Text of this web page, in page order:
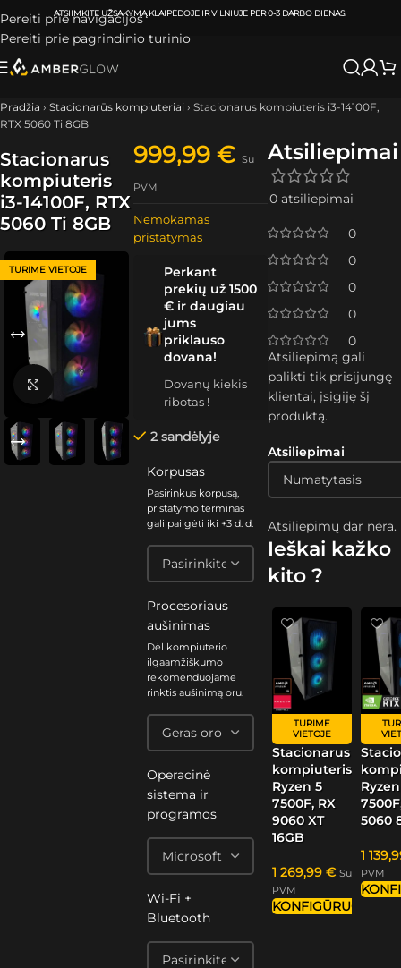
Pereiti prie navigacijos
Pereiti prie pagrindinio turinio
ATSIIMKITE UŽSAKYMĄKLAIPĖDOJE IR VILNIUJE PER0-3 DARBO DIENAS.
Pradžia › Stacionarūs kompiuteriai › Stacionarus kompiuteris i3-14100F,
RTX 5060 Ti 8GB
Stacionarus
kompiuteris
i3-14100F, RTX
5060 Ti 8GB
TURIME VIETOJE
Spustelėkite, kad padidintumėte
999,99€ Su
PVM
Nemokamas
pristatymas
Perkant
prekių už 1500
€ ir daugiau
jums
priklauso
dovana!
Dovanų kiekis
ribotas !
2 sandėlyje
Korpusas
Pasirinkus korpusą,
pristatymo terminas
gali pailgėti iki +3 d. d.
Procesoriaus
aušinimas
Dėl kompiuterio
ilgaamžiškumo
rekomenduojame
rinktis aušinimą oru.
Operacinė
sistema ir
programos
Wi-Fi +
Bluetooth
Atsiliepimai
0 atsiliepimai
0
0
0
0
0
Atsiliepimai
Atsiliepimų dar nėra.
Atsiliepimą gali
palikti tik prisijungę
klientai, įsigiję šį
produktą.
Ieškai kažko
kito ?
TURIME
VIETOJE
Stacionarus
kompiuteris
Ryzen 5
7500F, RX
9060 XT
16GB
1 269,99 € Su
PVM
KONFIGŪRUOTI
5060
1
PVM